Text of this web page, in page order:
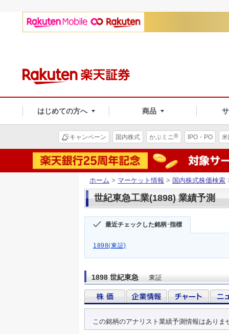
はじめての方へ 商品
キャンペーン 国内株式 かぶミニ® IPO・PO
ホーム > マーケット情報 > 国内株式株価検索
世紀東急工業(1898) 業績予測
最近チェックした銘柄･指標
1898(東証)
1898 世紀東急 東証